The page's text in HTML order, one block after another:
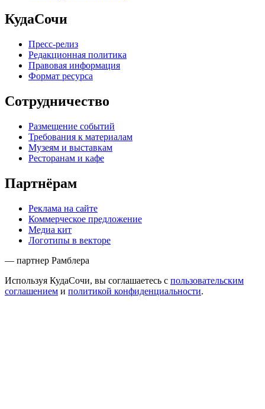
КудаСочи
Пресс-релиз
Редакционная политика
Правовая информация
Формат ресурса
Сотрудничество
Размещение событий
Требования к материалам
Музеям и выставкам
Ресторанам и кафе
Партнёрам
Реклама на сайте
Коммерческое предложение
Медиа кит
Логотипы в векторе
— партнер Рамблера
Используя КудаСочи, вы соглашаетесь с пользовательским
соглашением и политикой конфиденциальности.